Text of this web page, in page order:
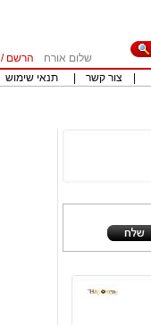
שלום אורח הרשם /
צור קשר תנאי שימוש